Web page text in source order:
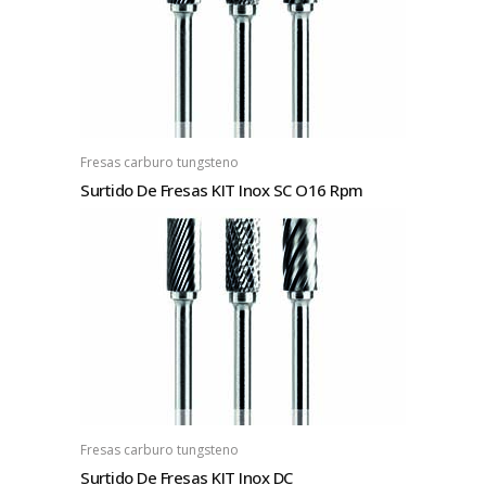
Fresas carburo tungsteno
Surtido De Fresas KIT Inox SC O16 Rpm
Fresas carburo tungsteno
Surtido De Fresas KIT Inox DC